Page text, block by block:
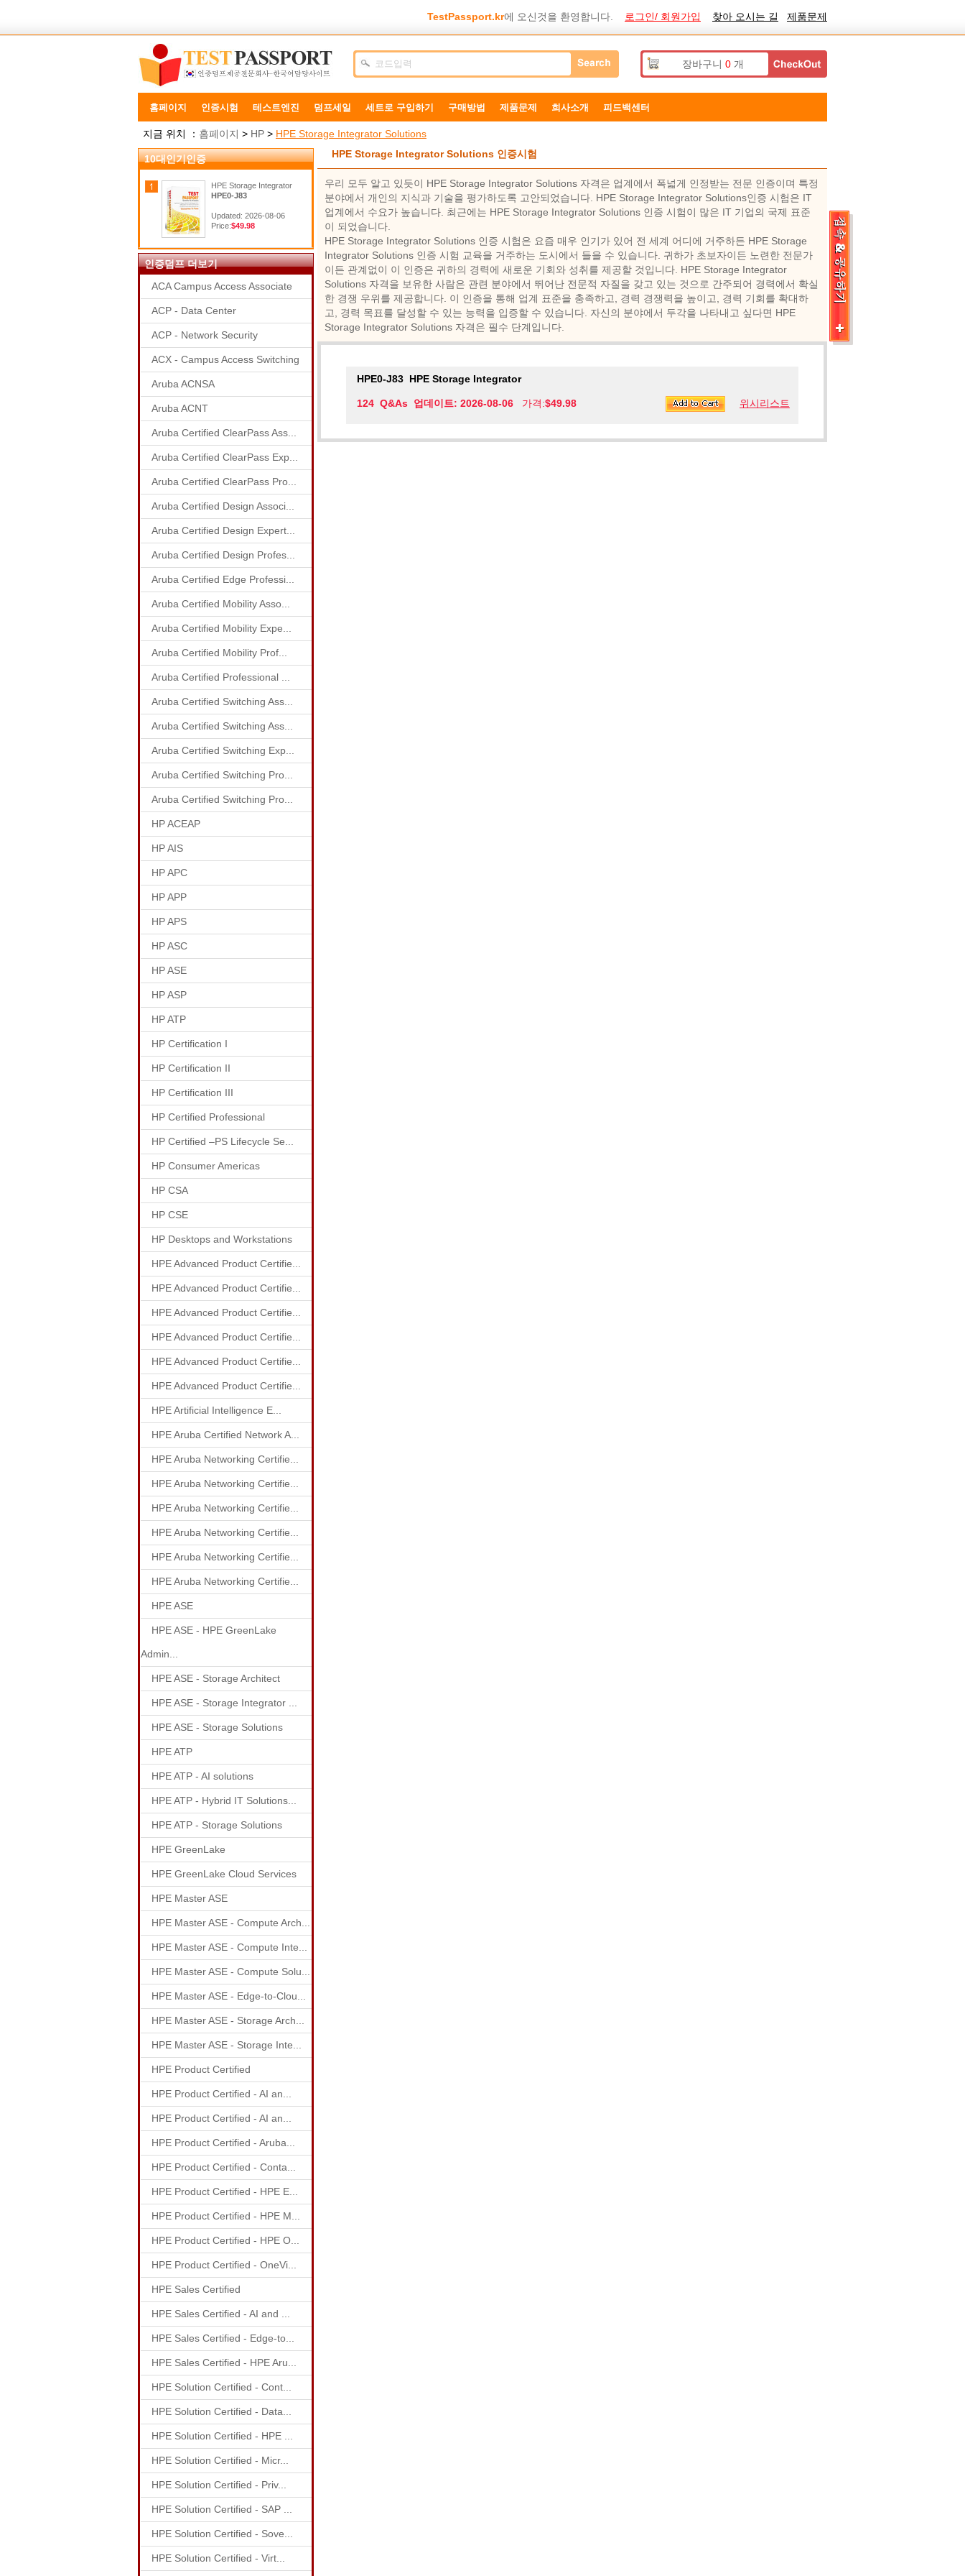
TestPassport.kr에 오신것을 환영합니다. 로그인/ 회원가입 찾아 오시는 길 제품문제
장바구니 0개
홈페이지 인증시험 테스트엔진 덤프세일 세트로 구입하기 구매방법 제품문제 희사소개 피드백센터
지금 위치 ： 홈페이지 > HP > HPE Storage Integrator Solutions
10대인기인증
HPE Storage Integrator
HPE0-J83
Updated: 2026-08-06
Price:$49.98
인증덤프 더보기
ACA Campus Access Associate
ACP - Data Center
ACP - Network Security
ACX - Campus Access Switching
Aruba ACNSA
Aruba ACNT
Aruba Certified ClearPass Ass...
Aruba Certified ClearPass Exp...
Aruba Certified ClearPass Pro...
Aruba Certified Design Associ...
Aruba Certified Design Expert...
Aruba Certified Design Profes...
Aruba Certified Edge Professi...
Aruba Certified Mobility Asso...
Aruba Certified Mobility Expe...
Aruba Certified Mobility Prof...
Aruba Certified Professional ...
Aruba Certified Switching Ass...
Aruba Certified Switching Ass...
Aruba Certified Switching Exp...
Aruba Certified Switching Pro...
Aruba Certified Switching Pro...
HP ACEAP
HP AIS
HP APC
HP APP
HP APS
HP ASC
HP ASE
HP ASP
HP ATP
HP Certification I
HP Certification II
HP Certification III
HP Certified Professional
HP Certified –PS Lifecycle Se...
HP Consumer Americas
HP CSA
HP CSE
HP Desktops and Workstations
HPE Advanced Product Certifie...
HPE Advanced Product Certifie...
HPE Advanced Product Certifie...
HPE Advanced Product Certifie...
HPE Advanced Product Certifie...
HPE Advanced Product Certifie...
HPE Artificial Intelligence E...
HPE Aruba Certified Network A...
HPE Aruba Networking Certifie...
HPE Aruba Networking Certifie...
HPE Aruba Networking Certifie...
HPE Aruba Networking Certifie...
HPE Aruba Networking Certifie...
HPE Aruba Networking Certifie...
HPE ASE
HPE ASE - HPE GreenLake
Admin...
HPE ASE - Storage Architect
HPE ASE - Storage Integrator ...
HPE ASE - Storage Solutions
HPE ATP
HPE ATP - AI solutions
HPE ATP - Hybrid IT Solutions...
HPE ATP - Storage Solutions
HPE GreenLake
HPE GreenLake Cloud Services
HPE Master ASE
HPE Master ASE - Compute Arch...
HPE Master ASE - Compute Inte...
HPE Master ASE - Compute Solu...
HPE Master ASE - Edge-to-Clou...
HPE Master ASE - Storage Arch...
HPE Master ASE - Storage Inte...
HPE Product Certified
HPE Product Certified - AI an...
HPE Product Certified - AI an...
HPE Product Certified - Aruba...
HPE Product Certified - Conta...
HPE Product Certified - HPE E...
HPE Product Certified - HPE M...
HPE Product Certified - HPE O...
HPE Product Certified - OneVi...
HPE Sales Certified
HPE Sales Certified - AI and ...
HPE Sales Certified - Edge-to...
HPE Sales Certified - HPE Aru...
HPE Solution Certified - Cont...
HPE Solution Certified - Data...
HPE Solution Certified - HPE ...
HPE Solution Certified - Micr...
HPE Solution Certified - Priv...
HPE Solution Certified - SAP ...
HPE Solution Certified - Sove...
HPE Solution Certified - Virt...
HPE Storage Integrator Solutions 인증시험
우리 모두 알고 있듯이 HPE Storage Integrator Solutions 자격은 업계에서 폭넓게 인정받는 전문 인증이며 특정
분야에서 개인의 지식과 기술을 평가하도록 고안되었습니다. HPE Storage Integrator Solutions인증 시험은 IT
업계에서 수요가 높습니다. 최근에는 HPE Storage Integrator Solutions 인증 시험이 많은 IT 기업의 국제 표준
이 되었습니다.
HPE Storage Integrator Solutions 인증 시험은 요즘 매우 인기가 있어 전 세계 어디에 거주하든 HPE Storage
Integrator Solutions 인증 시험 교육을 거주하는 도시에서 들을 수 있습니다. 귀하가 초보자이든 노련한 전문가
이든 관계없이 이 인증은 귀하의 경력에 ​​새로운 기회와 성취를 제공할 것입니다. HPE Storage Integrator
Solutions 자격을 보유한 사람은 관련 분야에서 뛰어난 전문적 자질을 갖고 있는 것으로 간주되어 경력에서 확실
한 경쟁 우위를 제공합니다. 이 인증을 통해 업계 표준을 충족하고, 경력 경쟁력을 높이고, 경력 기회를 확대하
고, 경력 목표를 달성할 수 있는 능력을 입증할 수 있습니다. 자신의 분야에서 두각을 나타내고 싶다면 HPE
Storage Integrator Solutions 자격은 필수 단계입니다.
HPE0-J83 HPE Storage Integrator
위시리스트
124 Q&As 업데이트: 2026-08-06 가격:$49.98